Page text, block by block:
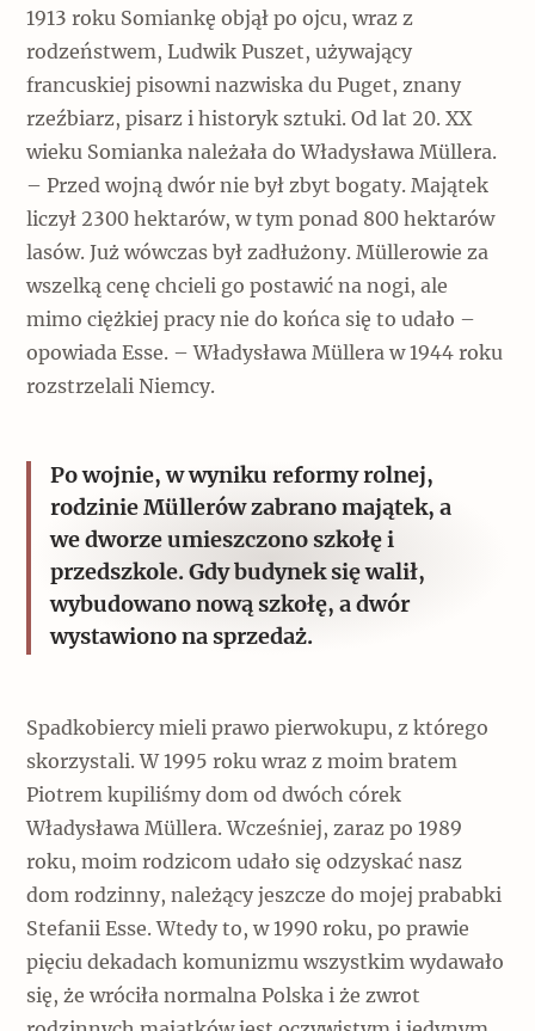
1913 roku Somiankę objął po ojcu, wraz z
rodzeństwem, Ludwik Puszet, używający
francuskiej pisowni nazwiska du Puget, znany
rzeźbiarz, pisarz i historyk sztuki. Od lat 20. XX
wieku Somianka należała do Władysława Müllera.
– Przed wojną dwór nie był zbyt bogaty. Majątek
liczył 2300 hektarów, w tym ponad 800 hektarów
lasów. Już wówczas był zadłużony. Müllerowie za
wszelką cenę chcieli go postawić na nogi, ale
mimo ciężkiej pracy nie do końca się to udało –
opowiada Esse. – Władysława Müllera w 1944 roku
rozstrzelali Niemcy.
Po wojnie, w wyniku reformy rolnej,
rodzinie Müllerów zabrano majątek, a
we dworze umieszczono szkołę i
przedszkole. Gdy budynek się walił,
wybudowano nową szkołę, a dwór
wystawiono na sprzedaż.
Spadkobiercy mieli prawo pierwokupu, z którego
skorzystali. W 1995 roku wraz z moim bratem
Piotrem kupiliśmy dom od dwóch córek
Władysława Müllera. Wcześniej, zaraz po 1989
roku, moim rodzicom udało się odzyskać nasz
dom rodzinny, należący jeszcze do mojej prababki
Stefanii Esse. Wtedy to, w 1990 roku, po prawie
pięciu dekadach komunizmu wszystkim wydawało
się, że wróciła normalna Polska i że zwrot